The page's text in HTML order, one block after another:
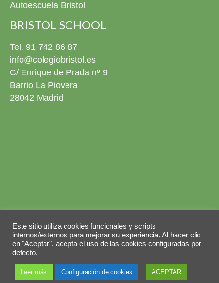
Autoescuela Bristol
BRISTOL SCHOOL
Tel. 91 742 86 87
info@colegiobristol.es
C/ Enrique de Prada nº 9
Barrio La Piovera
28042 Madrid
Política de cookies
© 2026 Copyright by
derechos reservados.
Este sitio utiliza cookies funcionales y scripts
internos/externos para mejorar su experiencia. Al hacer clic
en "Aceptar", acepta el uso de las cookies configuradas por
defecto.
Leer más Configuración de cookies ACEPTAR